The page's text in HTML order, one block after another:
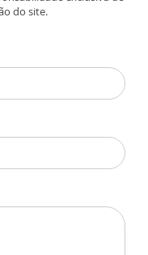
do site.